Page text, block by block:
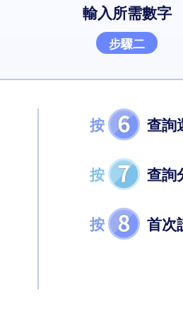
輸入所需數字
步驟二
按 6 查詢
按 7 查詢
按 8 首次